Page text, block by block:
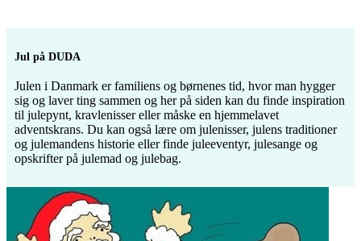
Jul på DUDA
Julen i Danmark er familiens og børnenes tid, hvor man hygger
sig og laver ting sammen og her på siden kan du finde inspiration
til julepynt, kravlenisser eller måske en hjemmelavet
adventskrans. Du kan også lære om julenisser, julens traditioner
og julemandens historie eller finde juleeventyr, julesange og
opskrifter på julemad og julebag.